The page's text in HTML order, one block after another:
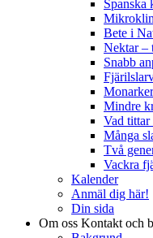
Spanska
Bete i
Nektar –
Snabb
Mindre
Vad tittar
Många
Två
Vackra
Kalender
Anmäl dig här!
Din sida
Om oss Kontakt och